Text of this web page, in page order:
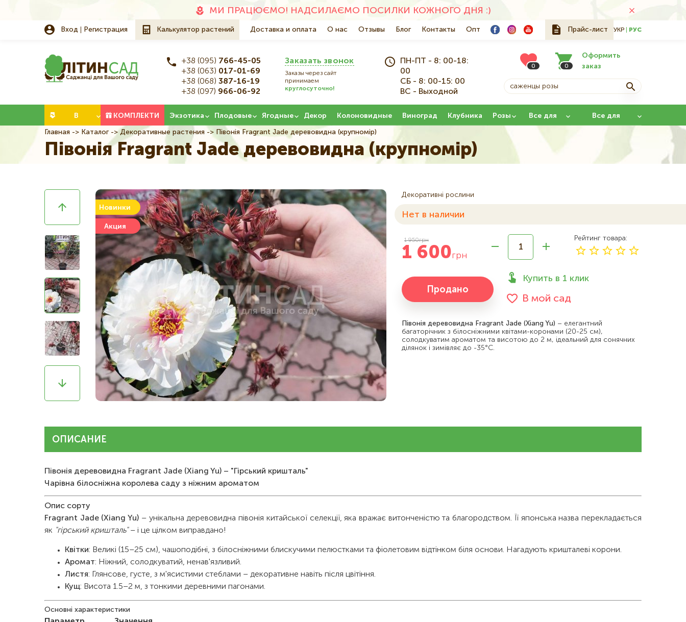
МИ ПРАЦЮЄМО! НАДСИЛАЄМО ПОСИЛКИ КОЖНОГО ДНЯ :)
Вход Регистрация Калькулятор растений Основна
Доставка и оплата О нас Отзывы Блог Контакты Опт Прайс-лист УКР РУС
+38 (095) 766-45-05
+38 (063) 017-01-69
+38 (068) 387-16-19
+38 (097) 966-06-92
Заказать звонок
Заказы через сайт
принимаем
круглосуточно!
ПН-ПТ - 8: 00-18:
00
СБ - 8: 00-15: 00
ВС - Выходной
0
Оформить
заказ
0
В
КОМПЛЕКТИ Экзотика Плодовые Ягодные Декор Колоновидные Виноград Клубника Розы Все для
сада
Все для
Строка
навигации
Главная Каталог Декоративные растения Півонія Fragrant Jade деревовидна (крупномір)
Півонія Fragrant Jade деревовидна (крупномір)
Новинки
Акция
Декоративні рослини
Нет в наличии
1 950грн
1 600грн
Рейтинг товара
Продано
Купить в 1 клик
В мой сад
Півонія деревовидна Fragrant Jade (Xiang Yu) – елегантний
багаторічник з білосніжними квітами-коронами (20-25 см),
солодкуватим ароматом та висотою до 2 м, ідеальний для сонячних
ділянок і зимівляє до -35°C.
ОПИСАНИЕ
Півонія деревовидна Fragrant Jade (Xiang Yu) – "Гірський кришталь"
Чарівна білосніжна королева саду з ніжним ароматом
Опис сорту
Fragrant Jade (Xiang Yu) – унікальна деревовидна півонія китайської селекції, яка вражає витонченістю та благородством. Її японська назва перекладається
як "гірський кришталь"– і це цілком виправдано!
Квітки: Великі (15–25 см), чашоподібні, з білосніжними блискучими пелюстками та фіолетовим відтінком біля основи. Нагадують кришталеві корони.
Аромат: Ніжний, солодкуватий, ненав'язливий.
Листя: Глянсове, густе, з м'ясистими стеблами – декоративне навіть після цвітіння.
Кущ: Висота 1.5–2 м, з тонкими деревними пагонами.
Основні характеристики